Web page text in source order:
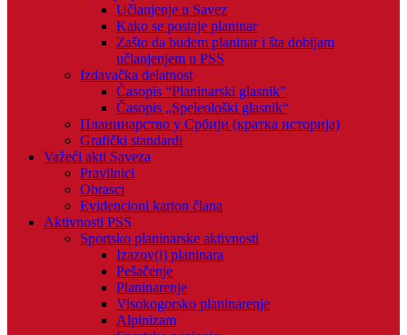
Učlanjenje u Savez
Kako se postaje planinar
Zašto da budem planinar i šta dobijam
učlanjenjem u PSS
Izdavačka delatnost
Časopis “Planinarski glasnik”
Časopis „Speleološki glasnik“
Планинарство у Србији (кратка историја)
Grafički standardi
Važeći akti Saveza
Pravilnici
Obrasci
Evidencioni karton člana
Aktivnosti PSS
Sportsko planinarske aktivnosti
Izazov(i) planinara
Pešačenje
Planinarenje
Visokogorsko planinarenje
Alpinizam